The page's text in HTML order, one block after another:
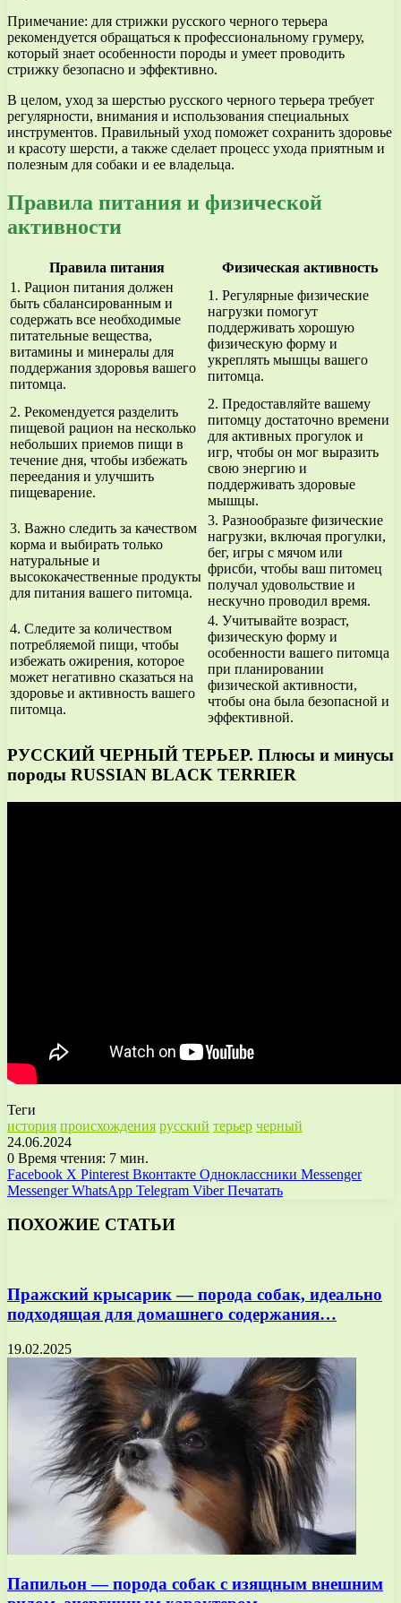
Примечание: для стрижки русского черного терьера
рекомендуется обращаться к профессиональному грумеру,
который знает особенности породы и умеет проводить
стрижку безопасно и эффективно.
В целом, уход за шерстью русского черного терьера требует
регулярности, внимания и использования специальных
инструментов. Правильный уход поможет сохранить здоровье
и красоту шерсти, а также сделает процесс ухода приятным и
полезным для собаки и ее владельца.
Правила питания и физической
активности
Правила питания
Физическая активность
1. Рацион питания должен
быть сбалансированным и
содержать все необходимые
питательные вещества,
витамины и минералы для
поддержания здоровья вашего
питомца.
1. Регулярные физические
нагрузки помогут
поддерживать хорошую
физическую форму и
укреплять мышцы вашего
питомца.
2. Рекомендуется разделить
пищевой рацион на несколько
небольших приемов пищи в
течение дня, чтобы избежать
переедания и улучшить
пищеварение.
2. Предоставляйте вашему
питомцу достаточно времени
для активных прогулок и
игр, чтобы он мог выразить
свою энергию и
поддерживать здоровые
мышцы.
3. Важно следить за качеством
корма и выбирать только
натуральные и
высококачественные продукты
для питания вашего питомца.
3. Разнообразьте физические
нагрузки, включая прогулки,
бег, игры с мячом или
фрисби, чтобы ваш питомец
получал удовольствие и
нескучно проводил время.
4. Следите за количеством
потребляемой пищи, чтобы
избежать ожирения, которое
может негативно сказаться на
здоровье и активность вашего
питомца.
4. Учитывайте возраст,
физическую форму и
особенности вашего питомца
при планировании
физической активности,
чтобы она была безопасной и
эффективной.
РУССКИЙ ЧЕРНЫЙ ТЕРЬЕР. Плюсы и минусы
породы RUSSIAN BLACK TERRIER
Теги
история происхождения русский терьер черный
24.06.2024
0 Время чтения: 7 мин.
Facebook X Pinterest Вконтакте Одноклассники Messenger
Messenger WhatsApp Telegram Viber Печатать
ПОХОЖИЕ СТАТЬИ
Пражский крысарик — порода собак, идеально
подходящая для домашнего содержания…
19.02.2025
Папильон — порода собак с изящным внешним